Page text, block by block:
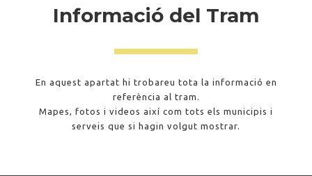
Informació del Tram
En aquest apartat hi trobareu tota la informació en
referència al tram.
Mapes, fotos i videos així com tots els municipis i
serveis que si hagin volgut mostrar.